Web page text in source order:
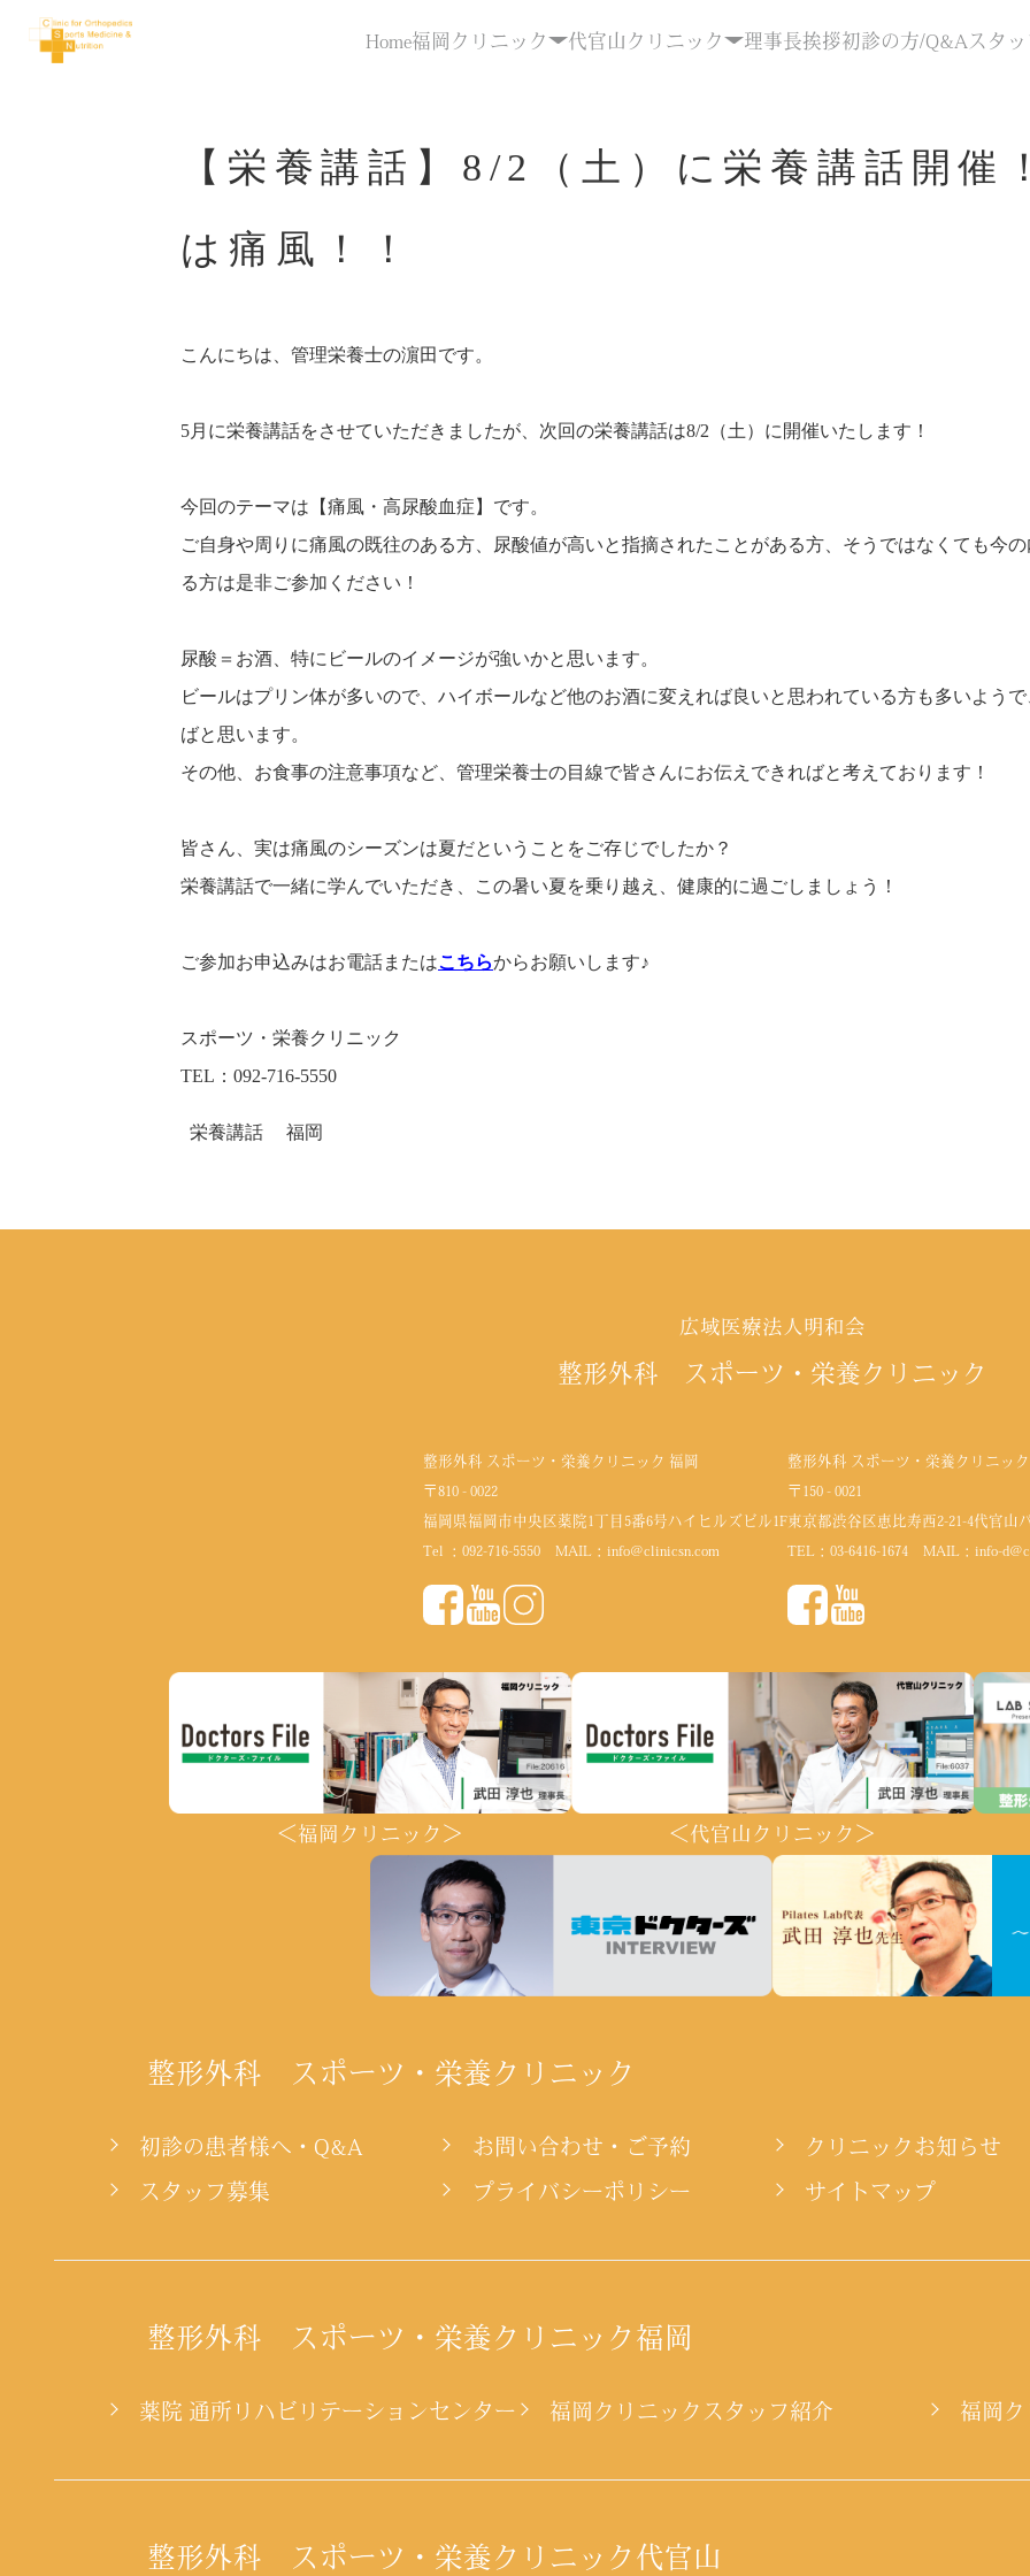
Home福岡クリニック 代官山クリニック 理事長挨拶初診の方/Q&A スタ
【栄養講話】8/2（土）に栄養講話開催
は痛風！！
こんにちは、管理栄養士の濵田です。
5月に栄養講話をさせていただきましたが、次回の栄養講話は8/2（土）に開催いたします！
今回のテーマは【痛風・高尿酸血症】です。
ご自身や周りに痛風の既往のある方、尿酸値が高いと指摘されたことがある方、そうではなくても今
る方は是非ご参加ください！
尿酸＝お酒、特にビールのイメージが強いかと思います。
ビールはプリン体が多いので、ハイボールなど他のお酒に変えれば良いと思われている方も多いよう
ばと思います。
その他、お食事の注意事項など、管理栄養士の目線で皆さんにお伝えできればと考えております！
皆さん、実は痛風のシーズンは夏だということをご存じでしたか？
栄養講話で一緒に学んでいただき、この暑い夏を乗り越え、健康的に過ごしましょう！
ご参加お申込みはお電話またはこちらからお願いします♪
スポーツ・栄養クリニック
TEL：092-716-5550
栄養講話 福岡
広域医療法人明和会
整形外科 スポーツ・栄養クリニック
整形外科 スポーツ・栄養クリニック 福岡
〒810 - 0022
福岡県福岡市中央区薬院1丁目5番6号ハイヒルズビル1F
Tel ： 092-716-5550MAIL： info@clinicsn.com
整形外科 スポーツ・栄養クリニッ
〒150 - 0021
東京都渋谷区恵比寿西2-21-4代官山
TEL： 03-6416-1674MAIL： info-
＜福岡クリニック＞ ＜代官山クリニック＞
整形外科 スポーツ・栄養クリニック
初診の患者様へ・Q&A お問い合わせ・ご予約 クリニックお知らせ
スタッフ募集 プライバシーポリシー サイトマップ
整形外科 スポーツ・栄養クリニック福岡
薬院 通所リハビリテーションセンター 福岡クリニックスタッフ紹介 福岡
整形外科 スポーツ・栄養クリニック代官山